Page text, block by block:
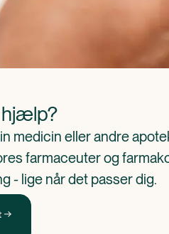
hjælp?
medicin eller andre
farmaceuter og
- lige når det passer dig.